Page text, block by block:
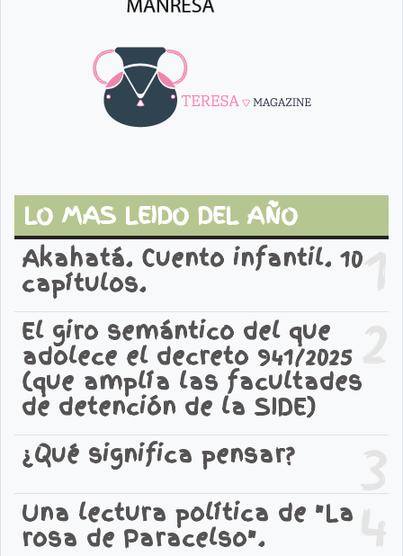
LO MAS LEIDO DEL AÑO
1
Akahatá. Cuento infantil. 10
capítulos.
2
El giro semántico del que
adolece el decreto 941/2025
(que amplía las facultades
de detención de la SIDE)
3
¿Qué significa pensar?
4
Una lectura política de "La
rosa de Paracelso".